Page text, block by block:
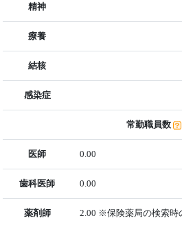
精神
療養
結核
感染症
常勤職員数
医師 0.00
歯科医師 0.00
薬剤師 2.00 ※保険薬局の検索時